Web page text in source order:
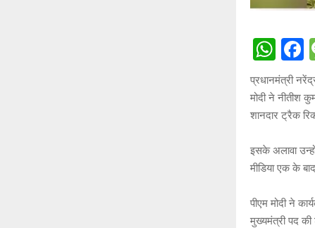
W
h
at
s
p
a
b
o
o
प्रधानमंत्री
मोदी ने नीतीश
शानदार ट्रैक
इसके अलावा
मीडिया एक के
पीएम मोदी ने
मुख्यमंत्री पद